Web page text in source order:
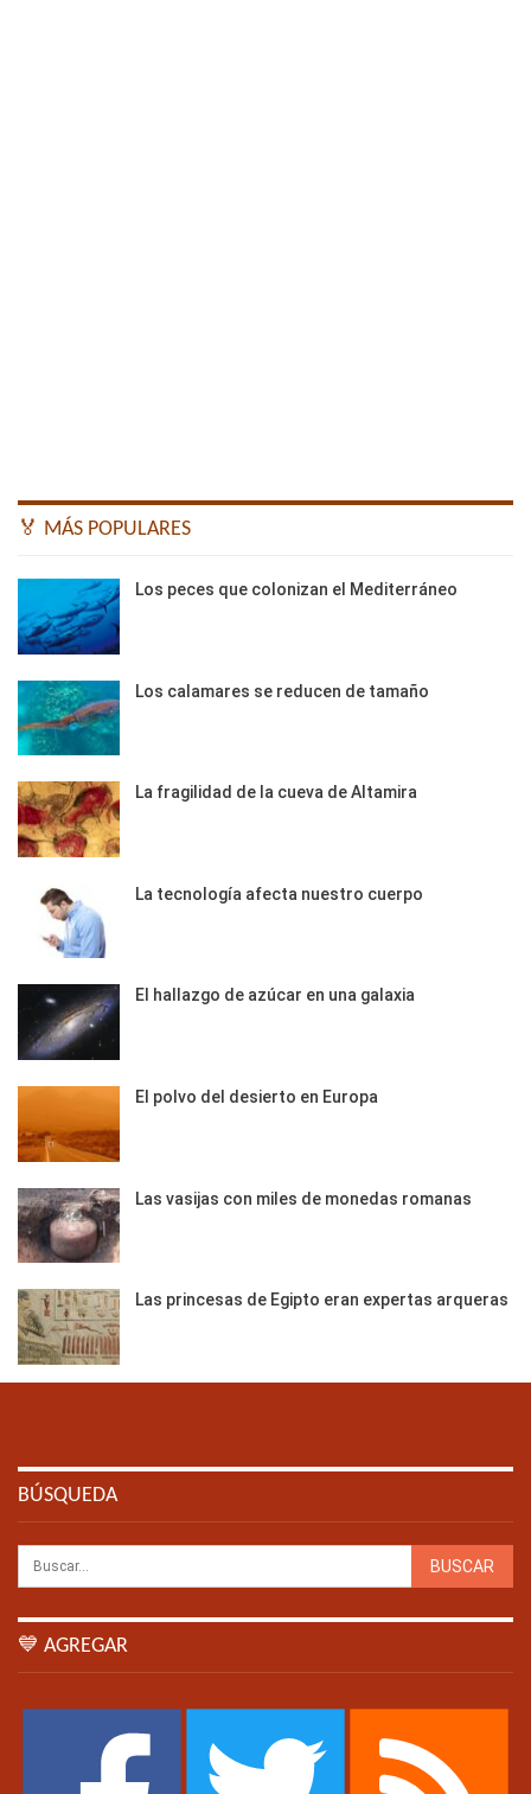
🏅 MÁS POPULARES
Los peces que colonizan el Mediterráneo
Los calamares se reducen de tamaño
La fragilidad de la cueva de Altamira
La tecnología afecta nuestro cuerpo
El hallazgo de azúcar en una galaxia
El polvo del desierto en Europa
Las vasijas con miles de monedas romanas
Las princesas de Egipto eran expertas arqueras
BÚSQUEDA
💙 AGREGAR